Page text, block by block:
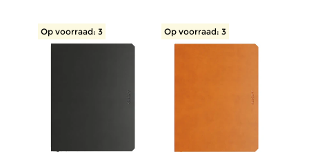
Op voorraad: 3 Op voorraad: 3